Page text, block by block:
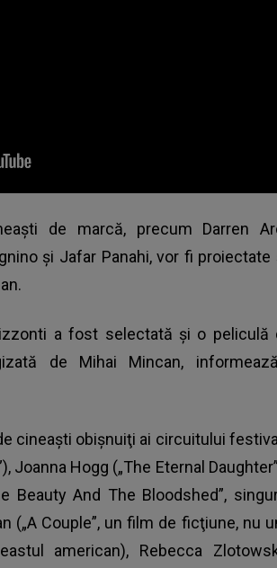
de marcă, precum Darren
şi Jafar Panahi, vor fi proiectate
a fost selectată şi o peliculă
de Mihai Mincan,
cineaşti obişnuiţi ai circuitului
Joanna Hogg („The Eternal
Beauty And The Bloodshed”,
(„A Couple”, un film de ficţiune, nu
american), Rebecca